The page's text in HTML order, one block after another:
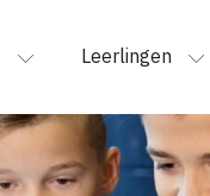
Leerlingen